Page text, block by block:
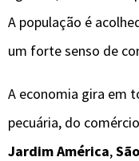
A população é
um forte senso de
A economia gira em
pecuária, do
Jardim América,